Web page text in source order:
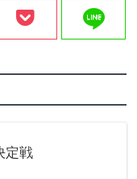
line
定戦